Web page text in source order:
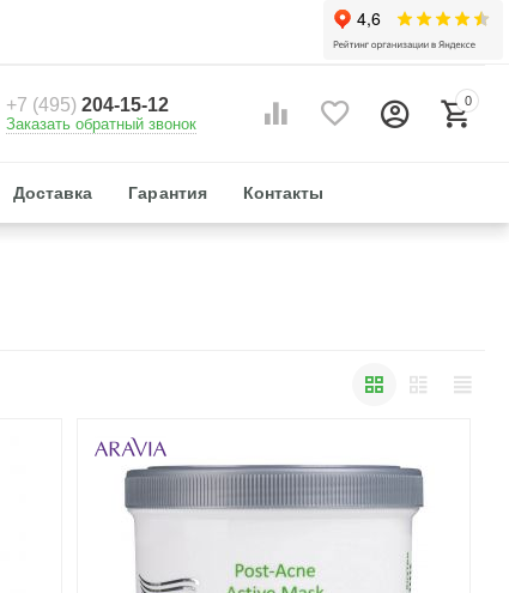
+7 (495)204-15-12
Заказать обратный звонок
0
Доставка Гарантия Контакты